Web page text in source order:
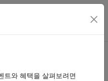
뉴 토글
번역되었습니다. 영어 원문을
트와 혜택을 살펴보려면